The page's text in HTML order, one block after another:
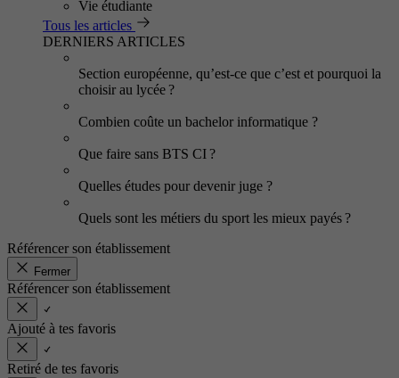
Vie étudiante
Tous les articles
DERNIERS ARTICLES
Section européenne, qu’est-ce que c’est et pourquoi la
choisir au lycée ?
Combien coûte un bachelor informatique ?
Que faire sans BTS CI ?
Quelles études pour devenir juge ?
Quels sont les métiers du sport les mieux payés ?
Référencer son établissement
Fermer
Référencer son établissement
Ajouté à tes favoris
Retiré de tes favoris